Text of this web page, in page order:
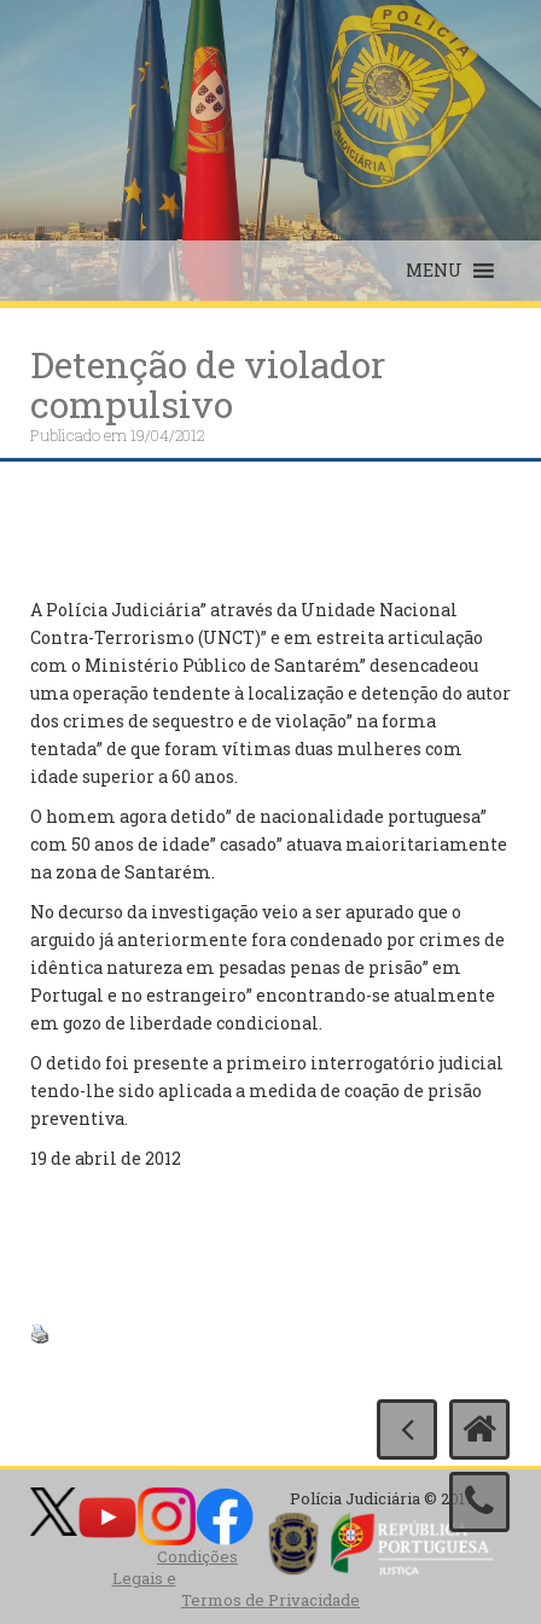
MENU
Detenção de violador
compulsivo
Publicado em19/04/2012
A Polícia Judiciária” através da Unidade Nacional
Contra-Terrorismo (UNCT)” e em estreita articulação
com o Ministério Público de Santarém” desencadeou
uma operação tendente à localização e detenção do autor
dos crimes de sequestro e de violação” na forma
tentada” de que foram vítimas duas mulheres com
idade superior a 60 anos.
O homem agora detido” de nacionalidade portuguesa”
com 50 anos de idade” casado” atuava maioritariamente
na zona de Santarém.
No decurso da investigação veio a ser apurado que o
arguido já anteriormente fora condenado por crimes de
idêntica natureza em pesadas penas de prisão” em
Portugal e no estrangeiro” encontrando-se atualmente
em gozo de liberdade condicional.
O detido foi presente a primeiro interrogatório judicial
tendo-lhe sido aplicada a medida de coação de prisão
preventiva.
19 de abril de 2012
Polícia Judiciária © 2017
Condições
Legais e
Termos de Privacidade